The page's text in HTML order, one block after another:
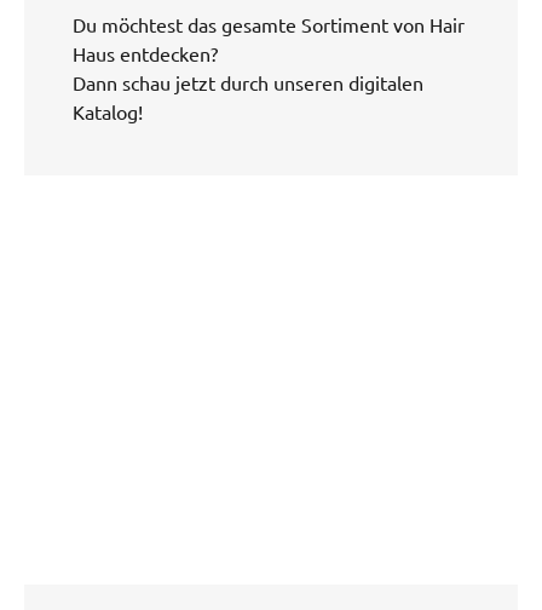
Du möchtest das gesamte Sortiment von Hair
Haus entdecken?
Dann schau jetzt durch unseren digitalen
Katalog!